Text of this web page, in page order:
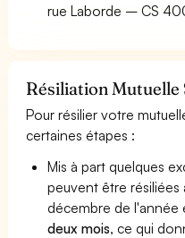
rue Laborde – CS
Résiliation Mutuelle
Pour résilier votre
certaines étapes :
Mis à part quelques
peuvent être résiliées
décembre de l'année
deux mois, ce qui